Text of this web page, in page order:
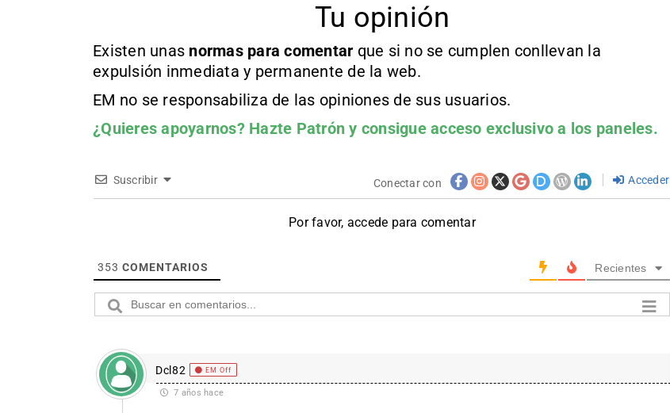
Tu opinión
Existen unas normas para comentar que si no se cumplen conllevan la
expulsión inmediata y permanente de la web.
EM no se responsabiliza de las opiniones de sus usuarios.
¿Quieres apoyarnos? Hazte Patrón y consigue acceso exclusivo a los paneles.
Suscribir Conectar con Acceder
Por favor, accede para comentar
353 COMENTARIOS Recientes
Dcl82 EM Off
7 años hace